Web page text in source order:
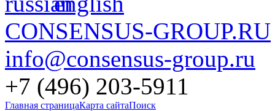
CONSENSUS-GROUP.RU
info@consensus-group.ru
+7 (496) 203-5911
Главная страницаКарта сайтаПоиск